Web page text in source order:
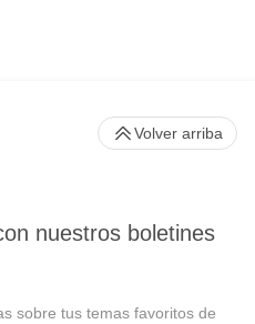
nuestros boletines
sobre tus temas favoritos de
Volver arriba